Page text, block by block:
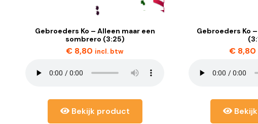
Gebroeders Ko – Alleen maar een
sombrero (3:25)
€ 8,80 incl. btw
Bekijk product
Gebroeders Ko
€8,80